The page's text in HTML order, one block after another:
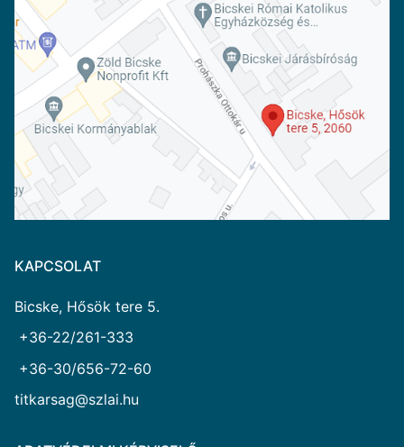
KAPCSOLAT
Bicske, Hősök tere 5.
+36-22/261-333
+36-30/656-72-60
titkarsag@szlai.hu